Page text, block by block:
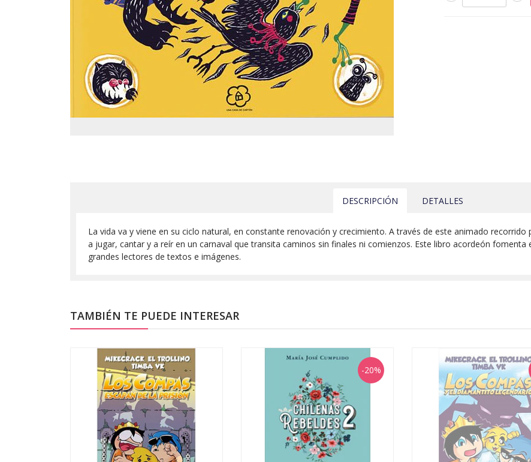
DESCRIPCIÓN DETALLES
La vida va y viene en su ciclo natural, en constante renovación y crecimiento. A través de este animado
a jugar, cantar y a reír en un carnaval que transita caminos sin finales ni comienzos. Este libro acordeón
grandes lectores de textos e imágenes.
TAMBIÉN TE PUEDE INTERESAR
-20%